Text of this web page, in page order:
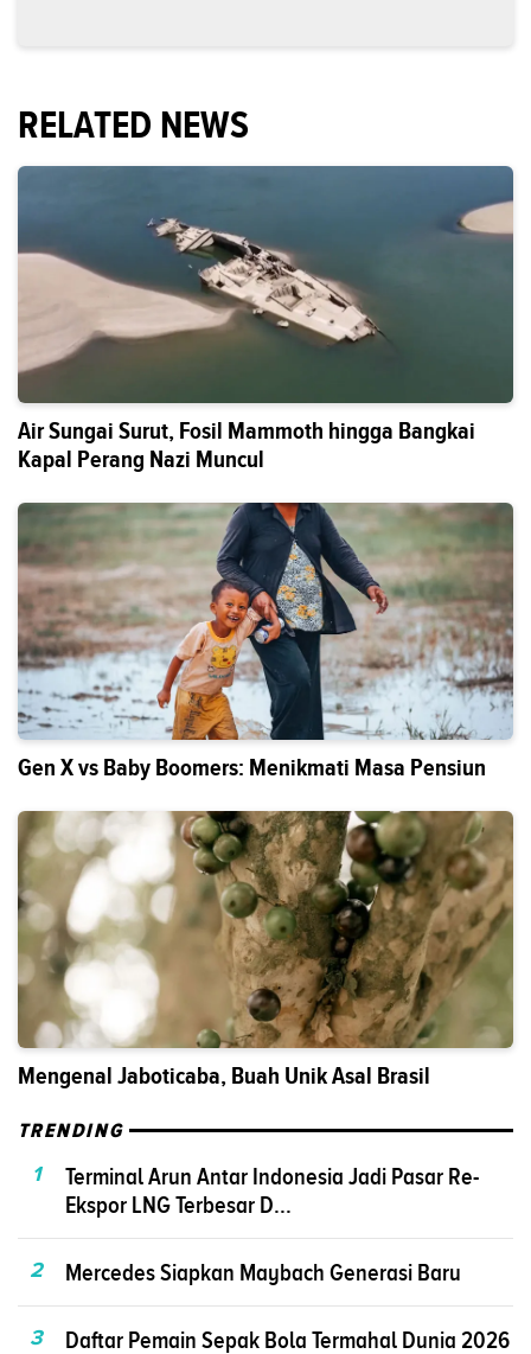
RELATED NEWS
Air Sungai Surut, Fosil Mammoth hingga Bangkai
Kapal Perang Nazi Muncul
Gen X vs Baby Boomers: Menikmati Masa Pensiun
Mengenal Jaboticaba, Buah Unik Asal Brasil
TRENDING
1
Terminal Arun Antar Indonesia Jadi Pasar Re-
Ekspor LNG Terbesar D...
2 Mercedes Siapkan Maybach Generasi Baru
3 Daftar Pemain Sepak Bola Termahal Dunia 2026